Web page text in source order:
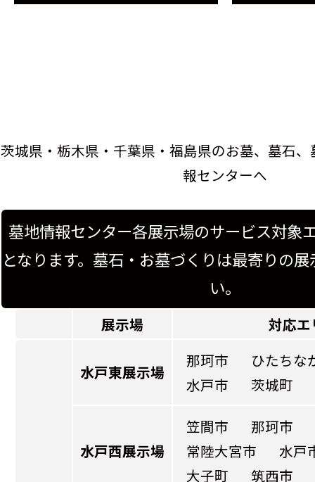
茨城県・栃木県・千葉県・福島県のお墓、墓石
報センターへ
墓地情報センター各展示場のサービス対象
となります。墓石・お墓づくりは最寄りの
い。
展示場 対応エ
水戸東展示場
那珂市
ひたちな
水戸市
茨城町
水戸西展示場
笠間市
那珂市
常陸大宮市
水戸
大子町
筑西市